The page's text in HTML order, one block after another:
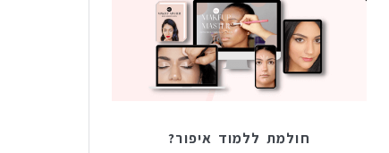
חולמת ללמוד איפור?